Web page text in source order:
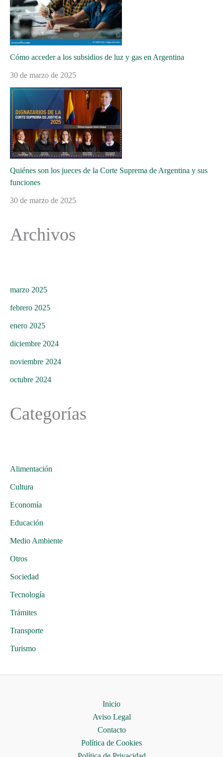
Cómo acceder a los subsidios de luz y gas en Argentina
30 de marzo de 2025
Quiénes son los jueces de la Corte Suprema de Argentina y sus
funciones
30 de marzo de 2025
Archivos
marzo 2025
febrero 2025
enero 2025
diciembre 2024
noviembre 2024
octubre 2024
Categorías
Alimentación
Cultura
Economía
Educación
Medio Ambiente
Otros
Sociedad
Tecnología
Trámites
Transporte
Turismo
Inicio
Aviso Legal
Contacto
Política de Cookies